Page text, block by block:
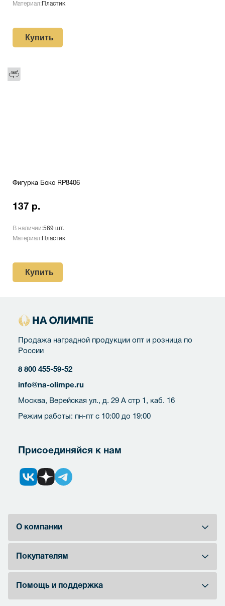
Материал: Пластик
Купить
Фигурка Бокс RP8406
137 р.
В наличии:569 шт.
Материал: Пластик
Купить
Продажа наградной продукции опт и розница по
России
8 800 455-59-52
info@na-olimpe.ru
Москва, Верейская ул., д. 29 А стр 1, каб. 16
Режим работы: пн-пт с 10:00 до 19:00
Присоединяйся к нам
О компании
Покупателям
Помощь и поддержка